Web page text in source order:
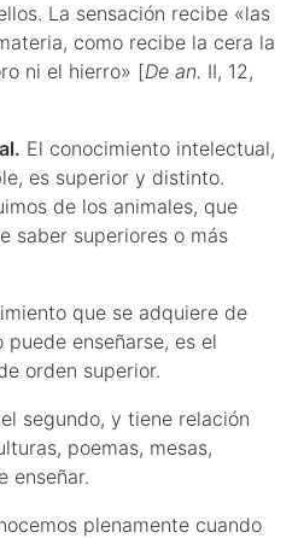
La sensación recibe «las
como recibe la cera la
ni el hierro» [De an. II, 12,
El conocimiento intelectual,
es superior y distinto.
de los animales, que
saber superiores o más
que se adquiere de
enseñarse, es el
orden superior.
segundo, y tiene relación
poemas, mesas,
enseñar.
plenamente cuando